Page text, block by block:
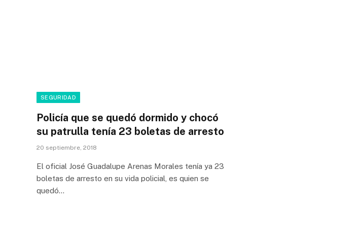
SEGURIDAD
Policía que se quedó dormido y chocó
su patrulla tenía 23 boletas de arresto
20 septiembre, 2018
El oficial José Guadalupe Arenas Morales tenía ya 23
boletas de arresto en su vida policial, es quien se
quedó…